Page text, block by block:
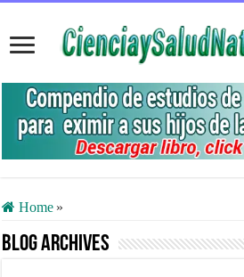
Home »
Blog Archives